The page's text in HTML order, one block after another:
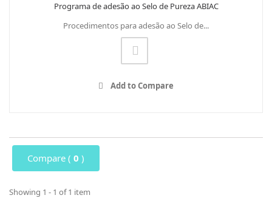
Programa de adesão ao Selo de Pureza ABIAC
Procedimentos para adesão ao Selo de...
Add to Compare
Compare ( 0 )
Showing 1 - 1 of 1 item